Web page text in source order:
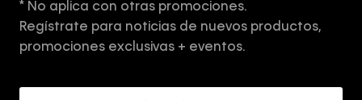
Aviso de privacidad
Términos y Condiciones
* No aplica con otras promociones.
Regístrate para noticias de nuevos productos,
promociones exclusivas + eventos.